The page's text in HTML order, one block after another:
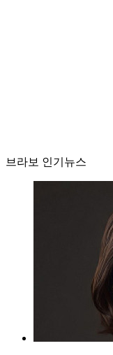
브라보 인기뉴스